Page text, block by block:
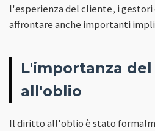
l'esperienza del cliente, i
affrontare anche importanti
L'importanza
all'oblio
Il diritto all'oblio è stato